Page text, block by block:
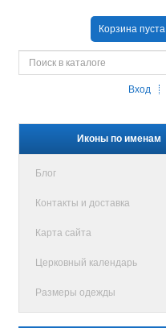
Корзина пуста
Вход
Иконы по именам
Блог
Контакты и доставка
Карта сайта
Церковный календарь
Размеры одежды